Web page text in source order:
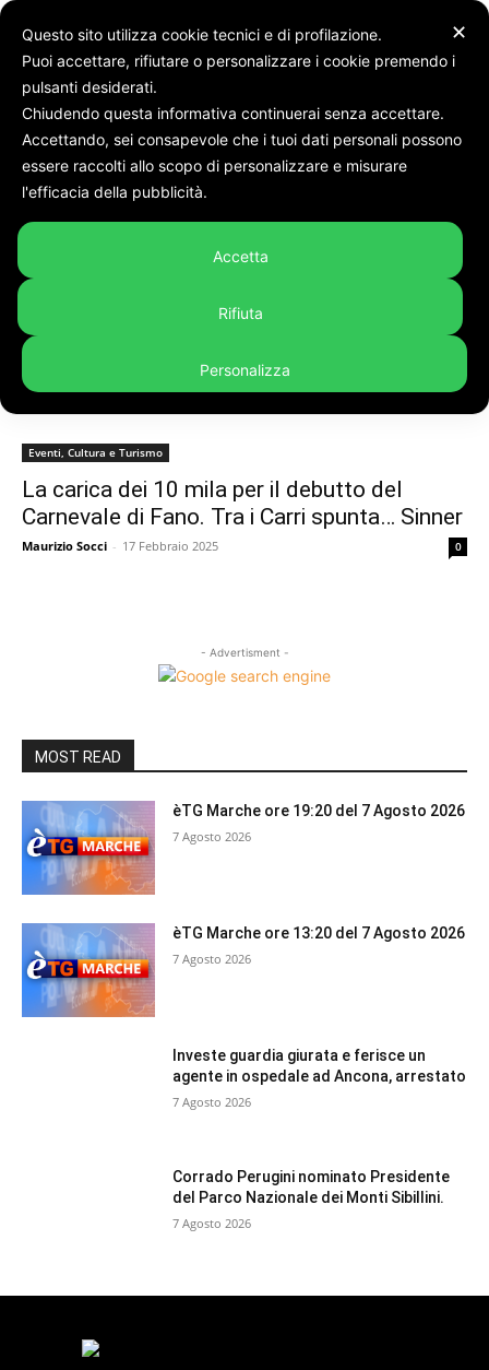
Tag:sinner
Eventi, Cultura e Turismo
La carica dei 10 mila per il debutto del
Carnevale di Fano. Tra i Carri spunta… Sinner
Maurizio Socci - 17 Febbraio 2025 0
- Advertisment -
MOST READ
èTG Marche ore 19:20 del 7 Agosto 2026
7 Agosto 2026
èTG Marche ore 13:20 del 7 Agosto 2026
7 Agosto 2026
Investe guardia giurata e ferisce un
agente in ospedale ad Ancona, arrestato
7 Agosto 2026
Corrado Perugini nominato Presidente
del Parco Nazionale dei Monti Sibillini.
7 Agosto 2026
✕
Questo sito utilizza cookie tecnici e di profilazione.
Puoi accettare, rifiutare o personalizzare i cookie premendo i
pulsanti desiderati.
Chiudendo questa informativa continuerai senza accettare.
Accettando, sei consapevole che i tuoi dati personali possono
essere raccolti allo scopo di personalizzare e misurare
l'efficacia della pubblicità.
Accetta
Rifiuta
Personalizza